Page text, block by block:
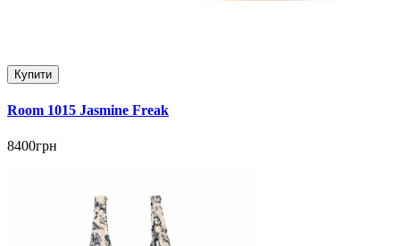
Купити
Room 1015 Jasmine Freak
8400грн